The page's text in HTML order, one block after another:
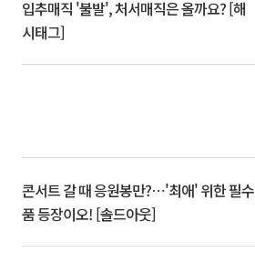
입추매직 '불발', 처서매직은 올까요? [해
시태그]
콘서트 갈 때 응원봉만?⋯'최애' 위한 필수
품 등장이오! [솔드아웃]